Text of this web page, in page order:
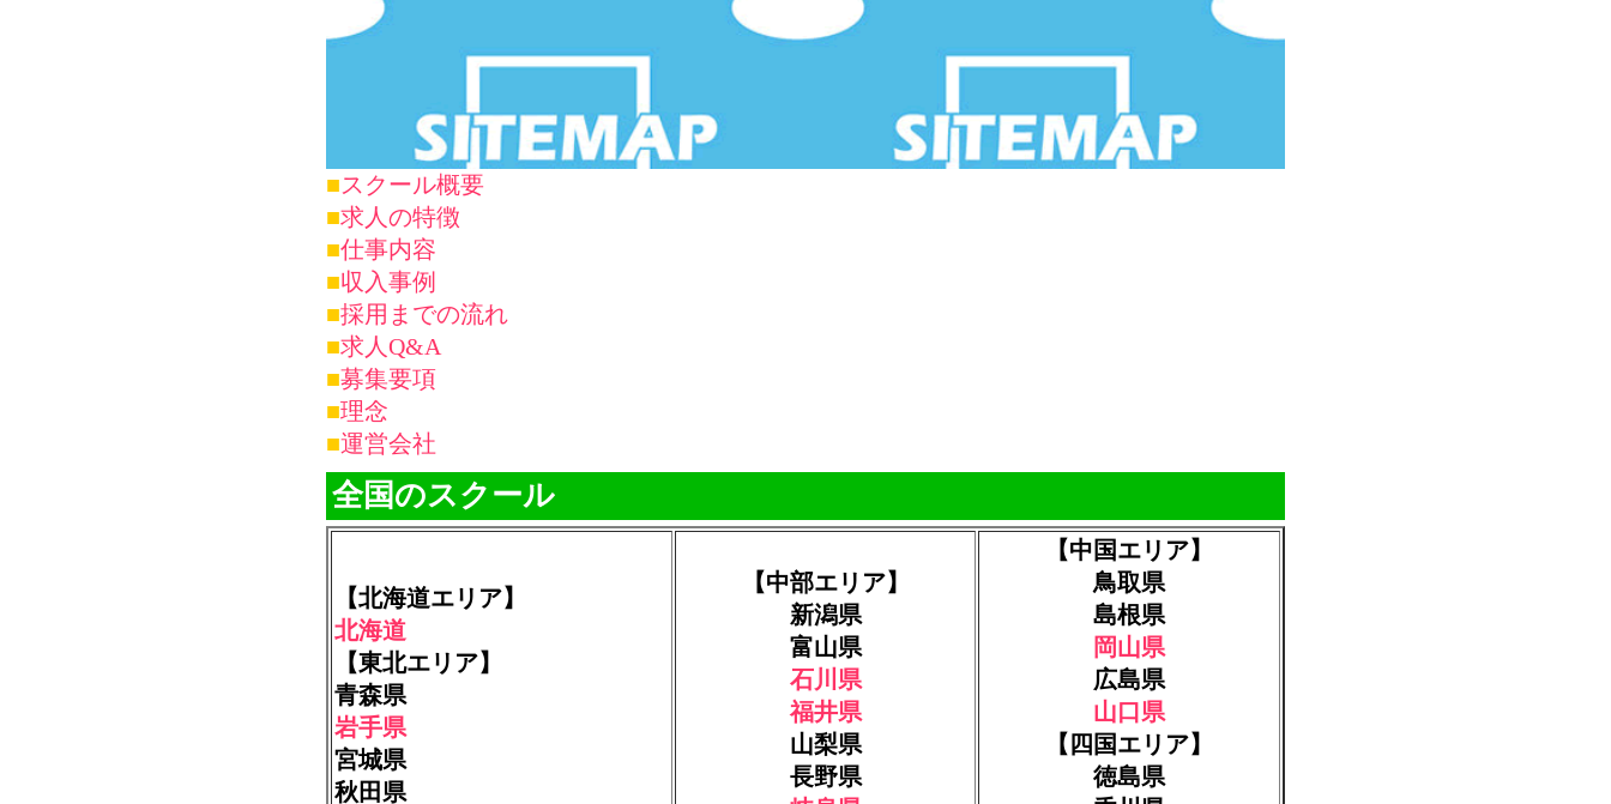
■スクール概要
■求人の特徴
■仕事内容
■収入事例
■採用までの流れ
■求人Q&A
■募集要項
■理念
■運営会社
全国のスクール
【北海道エリア】
北海道
【東北エリア】
青森県
岩手県
宮城県
秋田県
【中部エリア】
新潟県
富山県
石川県
福井県
山梨県
長野県
【中国エリア】
鳥取県
島根県
岡山県
広島県
山口県
【四国エリア】
徳島県